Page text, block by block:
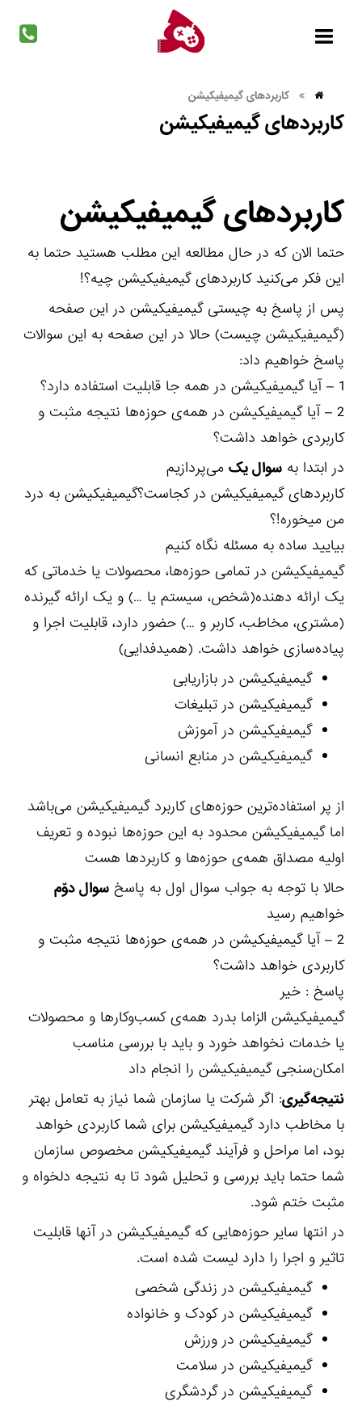
کاربردهای گیمیفیکیشن
کاربردهای گیمیفیکیشن
کاربردهای گیمیفیکیشن
حتما الان که در حال مطالعه این مطلب هستید حتما به
این فکر می‌کنید کاربردهای گیمیفیکیشن چیه؟!
پس از پاسخ به چیستی گیمیفیکیشن در این صفحه
(گیمیفیکیشن چیست) حالا در این صفحه به این سوالات
پاسخ خواهیم داد:
1 – آیا گیمیفیکیشن در همه جا قابلیت استفاده دارد؟
2 – آیا گیمیفیکیشن در همه‌ی حوزه‌ها نتیجه مثبت و
کاربردی خواهد داشت؟
در ابتدا بهسوال یک می‌پردازیم
کاربردهای گیمیفیکیشن در کجاست؟گیمیفیکیشن به درد
من میخوره!؟
بیایید ساده به مسئله نگاه کنیم
گیمیفیکیشن در تمامی حوزه‌ها، محصولات یا خدماتی که
یک ارائه دهنده(شخص، سیستم یا …) و یک ارائه گیرنده
(مشتری، مخاطب، کاربر و …) حضور دارد، قابلیت اجرا و
پیاده‌سازی خواهد داشت. (همیدفدایی)
گیمیفیکیشن در بازاریابی
گیمیفیکیشن در تبلیغات
گیمیفیکیشن در آموزش
گیمیفیکیشن در منابع انسانی
از پر استفاده‌ترین حوزه‌های کاربرد گیمیفیکیشن می‌باشد
اما گیمیفیکیشن محدود به این حوزه‌ها نبوده و تعریف
اولیه مصداق همه‌ی حوزه‌ها و کاربردها هست
حالا با توجه به جواب سوال اول به پاسخسوال دوّم
خواهیم رسید
2 – آیا گیمیفیکیشن در همه‌ی حوزه‌ها نتیجه مثبت و
کاربردی خواهد داشت؟
پاسخ : خیر
گیمیفیکیشن الزاما بدرد همه‌ی کسب‌و‌کارها و محصولات
یا خدمات نخواهد خورد و باید با بررسی مناسب
امکان‌سنجی گیمیفیکیشن را انجام داد
نتیجه‌گیری: اگر شرکت یا سازمان شما نیاز به تعامل بهتر
با مخاطب دارد گیمیفیکیشن برای شما کاربردی خواهد
بود، اما مراحل و فرآیند گیمیفیکیشن مخصوص سازمان
شما حتما باید بررسی و تحلیل شود تا به نتیجه دلخواه و
مثبت ختم شود.
در انتها سایر حوزه‌هایی که گیمیفیکیشن در آنها قابلیت
تاثیر و اجرا را دارد لیست شده است.
گیمیفیکیشن در زندگی شخصی
گیمیفیکیشن در کودک و خانواده
گیمیفیکیشن در ورزش
گیمیفیکیشن در سلامت
گیمیفیکیشن در گردشگری